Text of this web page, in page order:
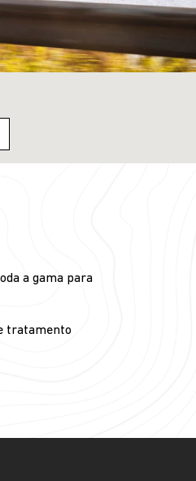
a gama para
tratamento